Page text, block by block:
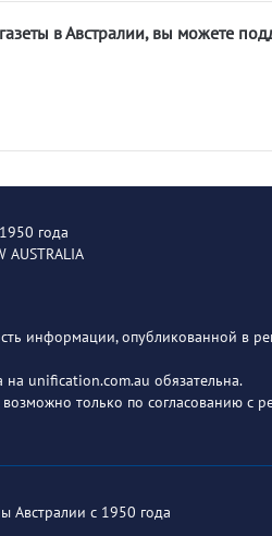
в Австралии, вы можете
года
AUSTRALIA
информации, опубликованной в
unification.com.au обязательна.
только по согласованию с
Австралии с 1950 года